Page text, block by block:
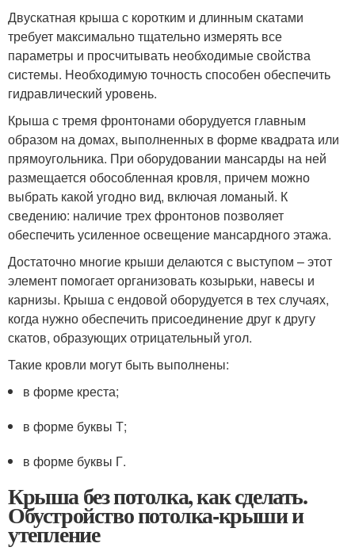
Двускатная крыша с коротким и длинным скатами
требует максимально тщательно измерять все
параметры и просчитывать необходимые свойства
системы. Необходимую точность способен обеспечить
гидравлический уровень.
Крыша с тремя фронтонами оборудуется главным
образом на домах, выполненных в форме квадрата или
прямоугольника. При оборудовании мансарды на ней
размещается обособленная кровля, причем можно
выбрать какой угодно вид, включая ломаный. К
сведению: наличие трех фронтонов позволяет
обеспечить усиленное освещение мансардного этажа.
Достаточно многие крыши делаются с выступом – этот
элемент помогает организовать козырьки, навесы и
карнизы. Крыша с ендовой оборудуется в тех случаях,
когда нужно обеспечить присоединение друг к другу
скатов, образующих отрицательный угол.
Такие кровли могут быть выполнены:
в форме креста;
в форме буквы Т;
в форме буквы Г.
Крыша без потолка, как сделать.
Обустройство потолка-крыши и
утепление